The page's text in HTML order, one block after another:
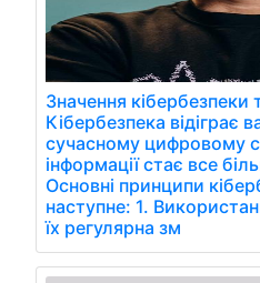
Значення кібербезпеки
Кібербезпека відіграє
сучасному цифровому
інформації стає все
Основні принципи
наступне: 1.
їх регулярна зм